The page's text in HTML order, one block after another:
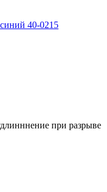
40-0215
при разрыве